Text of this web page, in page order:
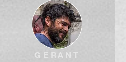
GERANT